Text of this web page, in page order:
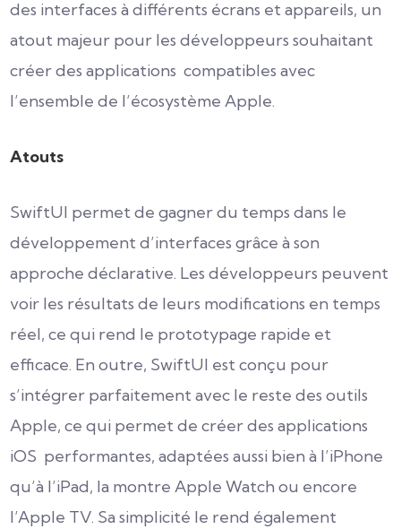
des interfaces à différents écrans et appareils, un
atout majeur pour les développeurs souhaitant
créer des applications compatibles avec
l’ensemble de l’écosystème Apple.
Atouts
SwiftUI permet de gagner du temps dans le
développement d’interfaces grâce à son
approche déclarative. Les développeurs peuvent
voir les résultats de leurs modifications en temps
réel, ce qui rend le prototypage rapide et
efficace. En outre, SwiftUI est conçu pour
s’intégrer parfaitement avec le reste des outils
Apple, ce qui permet de créer des applications
iOS performantes, adaptées aussi bien à l’iPhone
qu’à l’iPad, la montre Apple Watch ou encore
l’Apple TV. Sa simplicité le rend également